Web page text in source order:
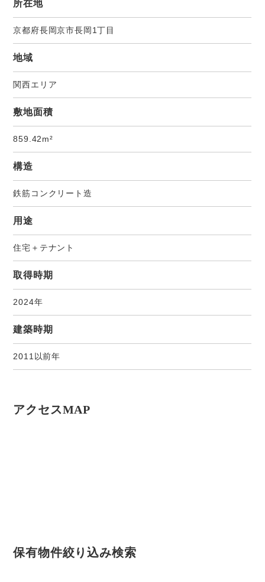
所在地
京都府長岡京市長岡1丁目
地域
関西エリア
敷地面積
859.42m²
構造
鉄筋コンクリート造
用途
住宅＋テナント
取得時期
2024年
建築時期
2011以前年
アクセスMAP
保有物件絞り込み検索